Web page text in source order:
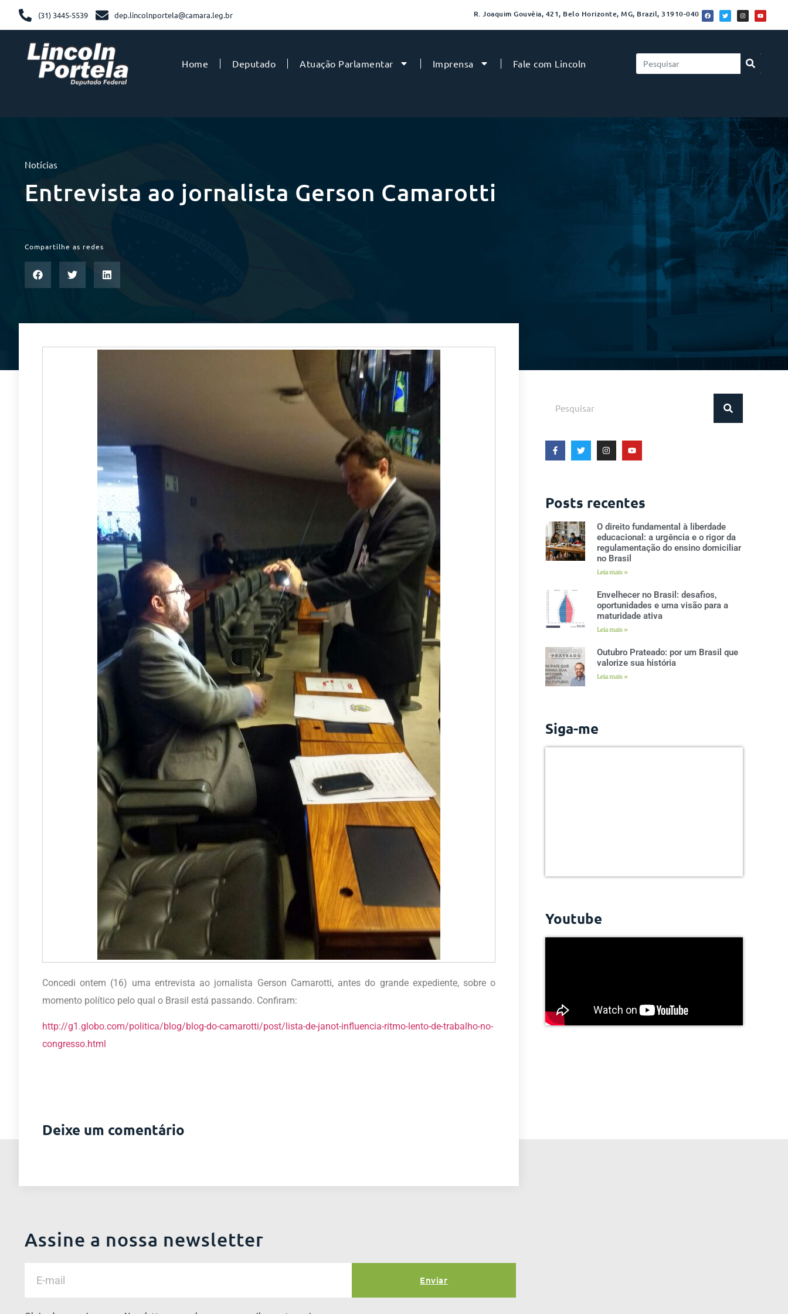
(31) 3445-5539 dep.lincolnportela@camara.leg.br R. Joaquim Gouvêia, 421, Belo Horizonte, MG, Brazil, 31910-040
Home Deputado Atuação Parlamentar Imprensa Fale com Lincoln
Notícias
Entrevista ao jornalista Gerson Camarotti
Compartilhe as redes
Concedi ontem (16) uma entrevista ao jornalista Gerson Camarotti, antes do grande expediente, sobre o
momento político pelo qual o Brasil está passando. Confiram:
http://g1.globo.com/politica/blog/blog-do-camarotti/post/lista-de-janot-influencia-ritmo-lento-de-trabalho-no-
congresso.html
Deixe um comentário
Posts recentes
O direito fundamental à liberdade
educacional: a urgência e o rigor da
regulamentação do ensino domiciliar
no Brasil
Leia mais »
Envelhecer no Brasil: desafios,
oportunidades e uma visão para a
maturidade ativa
Leia mais »
Outubro Prateado: por um Brasil que
valorize sua história
Leia mais »
Siga-me
Youtube
Assine a nossa newsletter
Enviar